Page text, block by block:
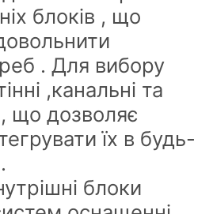
блоків , що
. Для вибору
,канальні та
що дозволяє
їх в будь-
блоки